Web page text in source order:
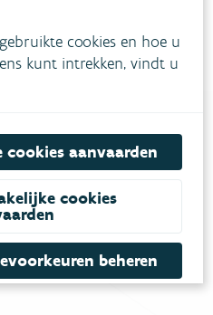
meestgestelde vragen
Vul ons
cookies en hoe u
kunt intrekken, vindt u
cookies aanvaarden
cookies
beheren